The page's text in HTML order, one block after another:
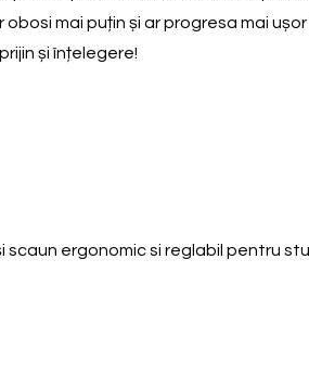
mai puțin și ar progresa mai
și înțelegere!
scaun ergonomic si reglabil pentru